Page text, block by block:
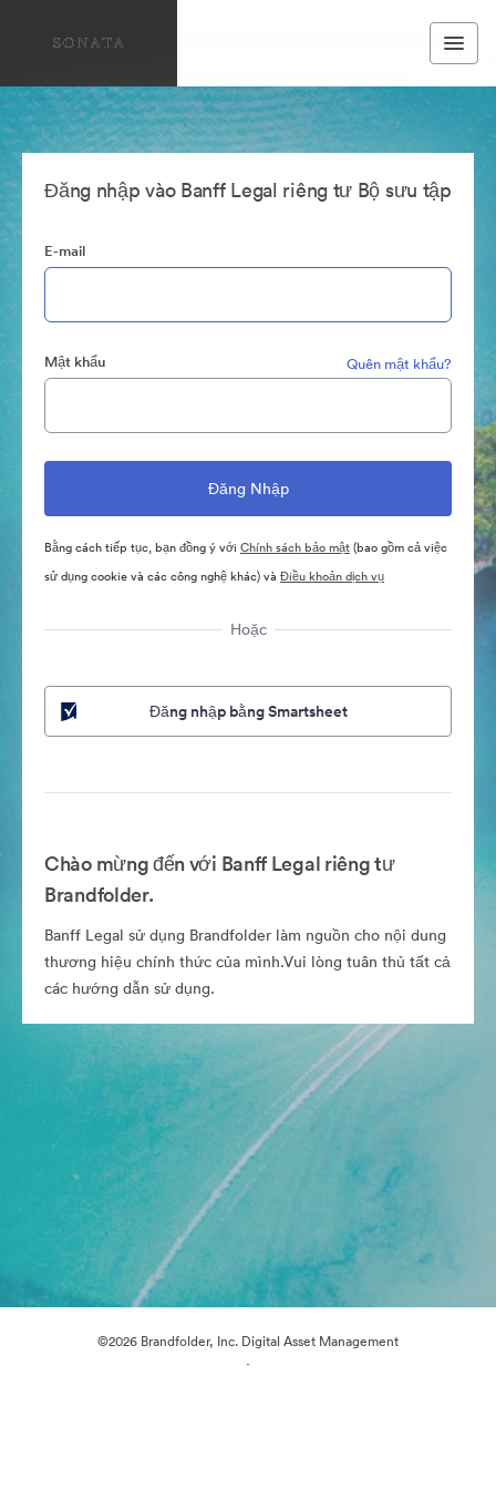
Đăng nhập vào Banff Legal riêng tư Bộ sưu tập
E-mail
Mật khẩu Quên mật khẩu?
Bằng cách tiếp tục, bạn đồng ý với Chính sách bảo mật(bao gồm cả việc
sử dụng cookie và các công nghệ khác) và Điều khoản dịch vụ
Hoặc
Đăng nhập bằng Smartsheet
Chào mừng đến với Banff Legal riêng tư
Brandfolder.
Banff Legal sử dụng Brandfolder làm nguồn cho nội dung
thương hiệu chính thức của mình.Vui lòng tuân thủ tất cả
các hướng dẫn sử dụng.
©2026 Brandfolder, Inc. Digital Asset Management
·